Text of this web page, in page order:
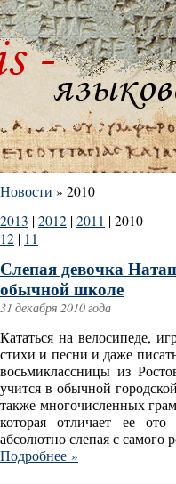
Новости » 2010
2013 | 2012 | 2011 | 2010
12 | 11
Слепая девочка
обычной школе
31 декабря 2010 года
Кататься на велосипеде,
стихи и песни и даже
восьмиклассницы из
учится в обычной
также многочисленных
которая отличает ее
абсолютно слепая с самого
Подробнее »